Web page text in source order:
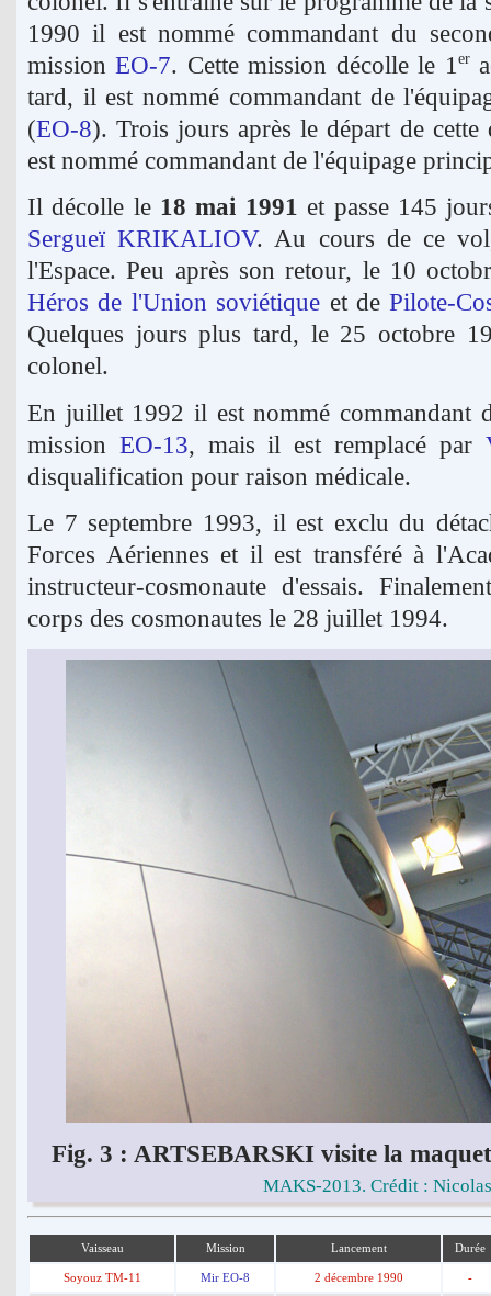
1990 il est nommé commandant du
missionEO-7. Cette mission décolle le 1 er
tard, il est nommé commandant de
(EO-8). Trois jours après le départ de
est nommé commandant de l'équipage
Il décolle le 18 mai 1991 et passe 145
Sergueï KRIKALIOV. Au cours de ce
l'Espace. Peu après son retour, le 10
Héros de l'Union soviétique et dePilote-
Quelques jours plus tard, le 25 octobre
colonel.
En juillet 1992 il est nommé commandant
mission EO-13, mais il est remplacé par
disqualification pour raison médicale.
Le 7 septembre 1993, il est exclu du
Forces Aériennes et il est transféré à
instructeur-cosmonaute d'essais.
corps des cosmonautes le 28 juillet 1994.
Fig. 3 : ARTSEBARSKI visite la
MAKS-2013. Crédit :
Vaisseau Mission Lancement Durée
Soyouz TM-11 Mir EO-8 2 décembre 1990 -